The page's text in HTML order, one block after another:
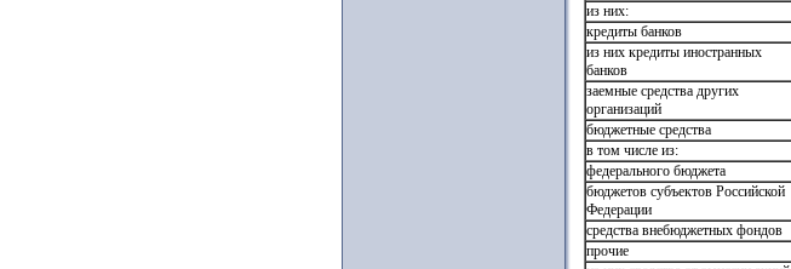
из них:
кредиты банков
из них кредиты иностранных
банков
заемные средства других
организаций
бюджетные средства
в том числе из:
федерального бюджета
бюджетов субъектов Российской
Федерации
средства внебюджетных фондов
прочие